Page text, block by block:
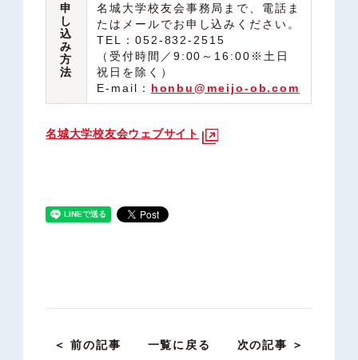
申
し
込
み
方
法
名城大学校友会事務局まで、電話ま
たはメールでお申し込みください。
TEL：052-832-2515
（受付時間／9:00～16:00※土日
祝日を除く）
E-mail： honbu@meijo-ob.com
名城大学校友会ウェブサイト
＜ 前の記事 一覧に戻る 次の記事 ＞